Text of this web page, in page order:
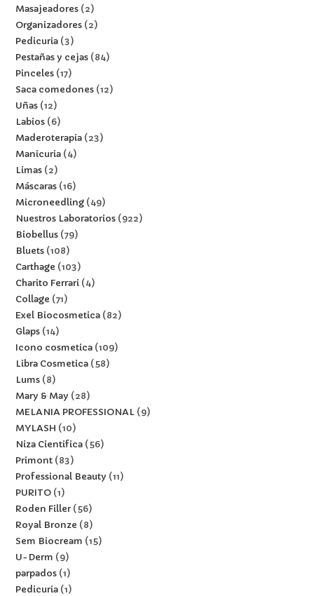
Masajeadores 2
Organizadores 2
Pedicuria 3
Pestañas y cejas 84
Pinceles 17
Saca comedones 12
Uñas 12
Labios 6
Maderoterapia 23
Manicuria 4
Limas 2
Máscaras 16
Microneedling 49
Nuestros Laboratorios 922
Biobellus 79
Bluets 108
Carthage
103
Charito Ferrari 4
Collage
71
Exel Biocosmetica 82
Glaps 14
Icono cosmetica 109
Libra Cosmetica 58
Lums 8
Mary & May
28
MELANIA PROFESSIONAL 9
MYLASH
10
Niza Cientifica 56
Primont 83
Professional Beauty
11
PURITO 1
Roden Filler 56
Royal Bronze
8
Sem Biocream
15
U-Derm
9
parpados 1
Pedicuria 1